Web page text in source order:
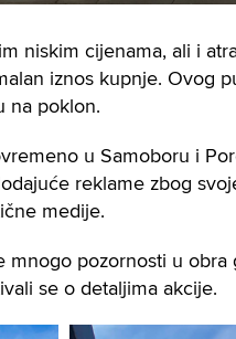
niskim cijenama, ali i
iznos kupnje. Ovog
na poklon.
u Samoboru i
reklame zbog
medije.
mnogo pozornosti u
se o detaljima akcije.